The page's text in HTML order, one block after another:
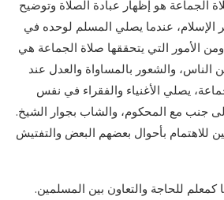
الجماعة هو إظهار عبادة الصلاة وتوضيح
الإسلام، عندما يصلي المسلم لوحده في
ومن الأمور التي يتحققها صلاة الجماعة هي
الناس، والشعور بالمساواة والعدل عند
يصلي الأغنياء والفقراء في نفس
جنب مع المحكوم، والشاب بجوار الشيخ.
للاهتمام بأحوال بعضهم البعض والتفتيش
كمعلم للحاجة والتعاون بين المسلمين.